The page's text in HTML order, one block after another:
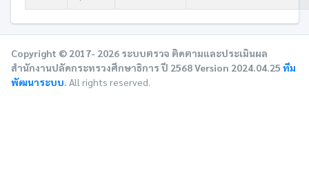
Copyright © 2017- 2026 ระบบตรวจ ติดตามและประเมินผล
สำนักงานปลัดกระทรวงศึกษาธิการ ปี 2568 Version 2024.04.25 ทีม
พัฒนาระบบ. All rights reserved.